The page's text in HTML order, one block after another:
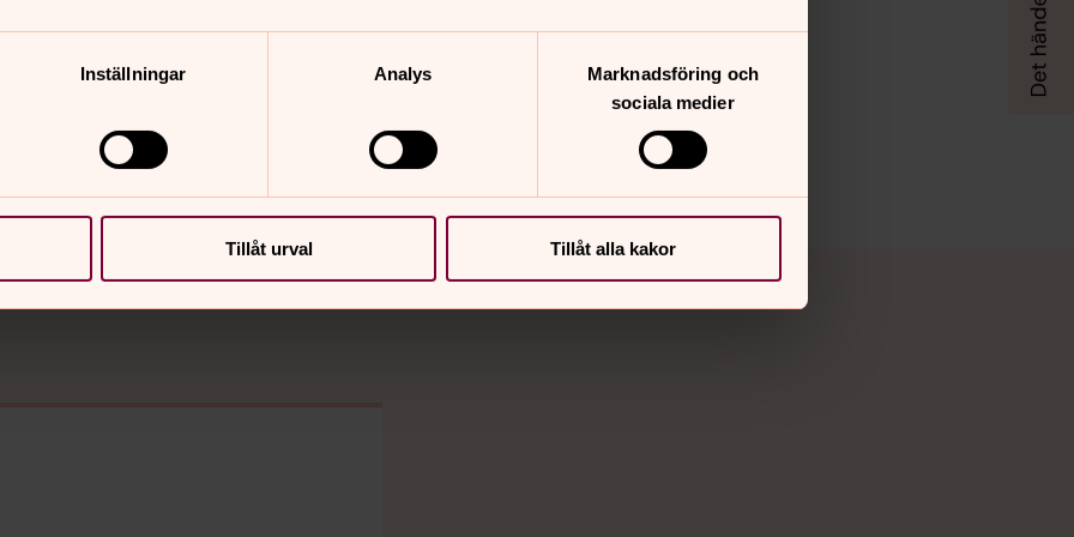
Inställningar Analys
Marknadsföring och
sociala medier
Tillåt urval Tillåt alla kakor
din personuppgifter hittar du